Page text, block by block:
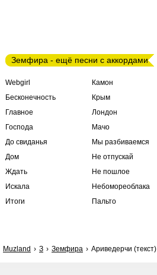
Земфира - ещё песни с аккордами
Webgirl
Бесконечность
Главное
Господа
До свиданья
Дом
Ждать
Искала
Итоги
Камон
Крым
Лондон
Мачо
Мы разбиваемся
Не отпускай
Не пошлое
Небомореоблака
Пальто
Muzland З Земфира Ариведерчи (текст)